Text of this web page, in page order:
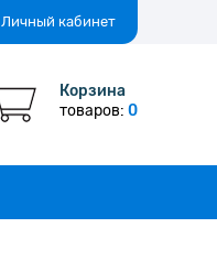
Личный кабинет
Корзина
товаров: 0